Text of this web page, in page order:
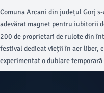
Comuna Arcani din județul Gorj
adevărat magnet pentru iubitorii
200 de proprietari de rulote din
festival dedicat vieții în aer liber,
experimentat o dublare
participanților care au ales să